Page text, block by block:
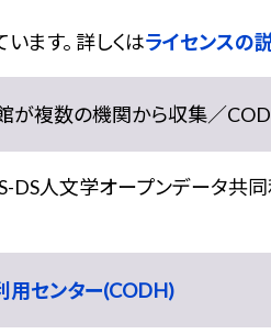
ます。 詳しくはライセンスの
館が複数の機関から収集／
DS人文学オープンデータ共
用センター(CODH)